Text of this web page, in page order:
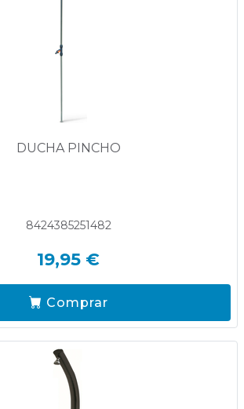
DUCHA PINCHO
8424385251482
19,95 €
Comprar